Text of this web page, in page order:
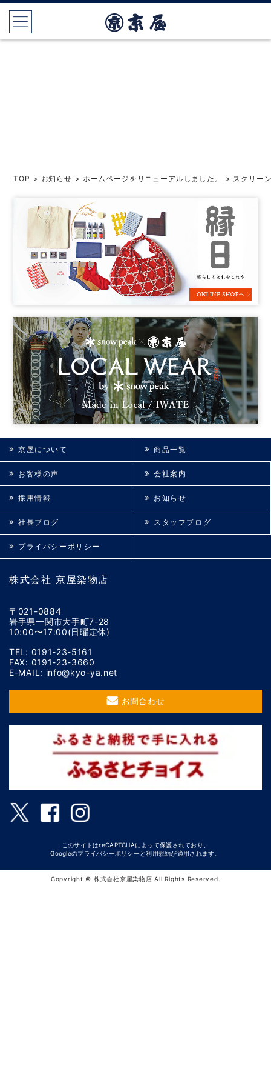
TOP > お知らせ > ホームページをリニューアルしました。 > スクリー
株式会社 京屋染物店
〒021-0884
岩手県一関市大手町7-28
10:00〜17:00(日曜定休)
TEL: 0191-23-5161
FAX: 0191-23-3660
E-MAIL: info@kyo-ya.net
お問合わせ
京屋について 商品一覧
お客様の声 会社案内
採用情報 お知らせ
社長ブログ スタッフブログ
プライバシーポリシー
このサイトはreCAPTCHAによって保護されており、
Googleのプライバシーポリシー と利用規約が適用されます。
Copyright © 株式会社京屋染物店 All Rights Reserved.